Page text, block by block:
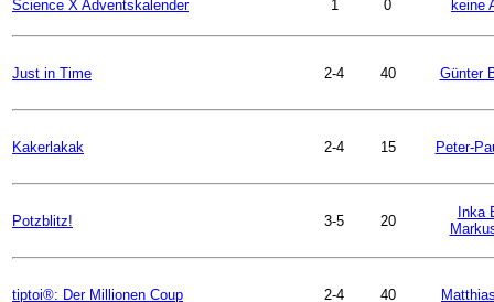
Science X Adventskalender 1 0 keine
Just in Time 2-4 40 Günter
Kakerlakak 2-4 15 Peter-
Potzblitz! 3-5 20
Inka
tiptoi®: Der Millionen Coup 2-4 40